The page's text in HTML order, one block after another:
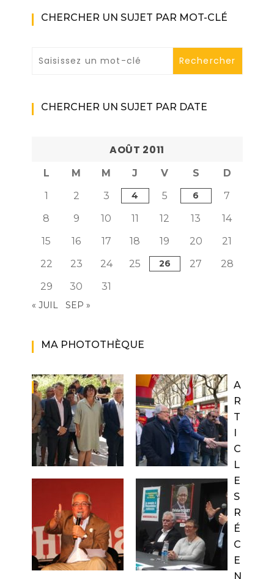
CHERCHER UN SUJET PAR MOT-CLÉ
CHERCHER UN SUJET PAR DATE
AOÛT 2011
L M M J V S
D
1
2 3 4 5 6
7
8
9 10 11 12 13
14
15
16 17 18 19 20
21
22
23 24 25 26 27
28
29
30 31
« JUIL SEP »
MA PHOTOTHÈQUE
A
R
T
I
C
L
E
S
R
É
C
E
N